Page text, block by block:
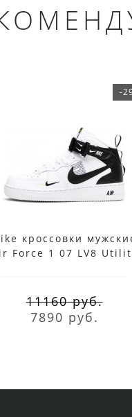
-
кроссовки
Force 1 07 LV8
11160 руб.
7890 руб.